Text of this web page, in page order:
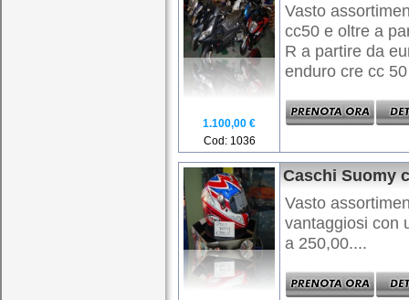
1.100,00 €
Cod: 1036
Vasto
cc50 e oltre a
R a partire da
enduro cre cc
Caschi Suomy
Vasto
vantaggiosi con
a 250,00....